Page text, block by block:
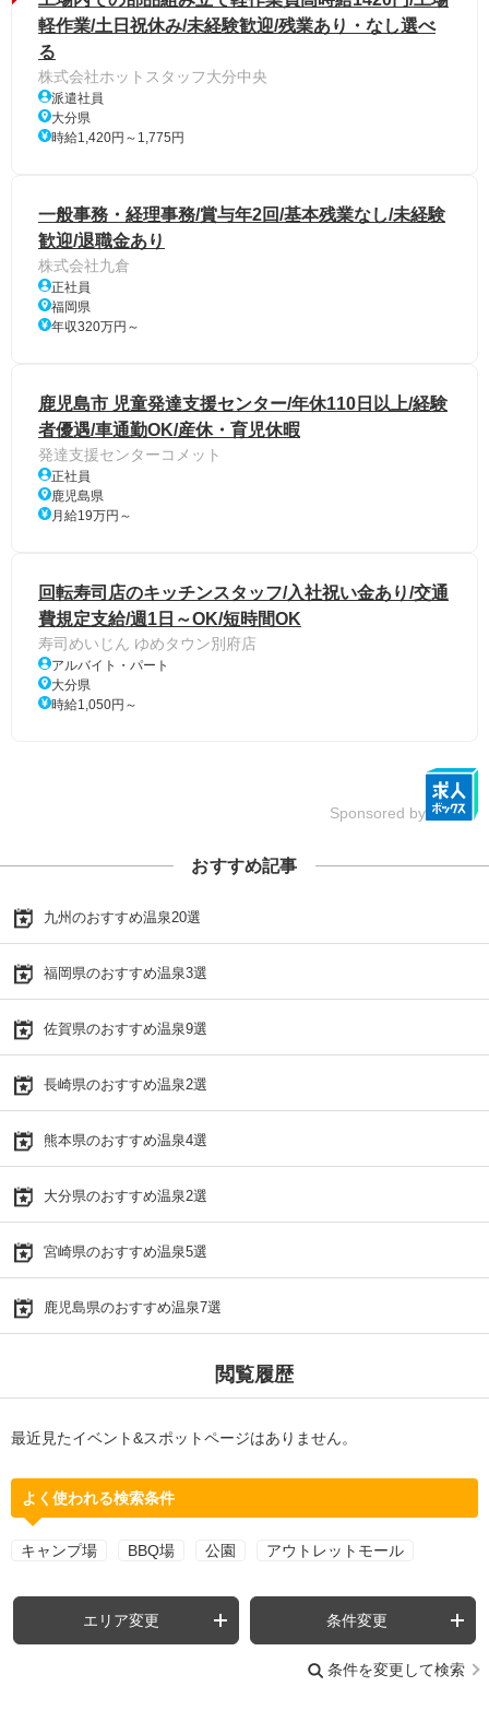
軽作業/土日祝休み/未経験歓迎/残業あり・なし選べ
る
株式会社ホットスタッフ大分中央
派遣社員
大分県
時給1,420円～1,775円
一般事務・経理事務/賞与年2回/基本残業なし/未経験
歓迎/退職金あり
株式会社九倉
正社員
福岡県
年収320万円～
鹿児島市 児童発達支援センター/年休110日以上/経験
者優遇/車通勤OK/産休・育児休暇
発達支援センターコメット
正社員
鹿児島県
月給19万円～
回転寿司店のキッチンスタッフ/入社祝い金あり/交通
費規定支給/週1日～OK/短時間OK
寿司めいじん ゆめタウン別府店
アルバイト・パート
大分県
時給1,050円～
Sponsored by
おすすめ記事
九州のおすすめ温泉20選
福岡県のおすすめ温泉3選
佐賀県のおすすめ温泉9選
長崎県のおすすめ温泉2選
熊本県のおすすめ温泉4選
大分県のおすすめ温泉2選
宮崎県のおすすめ温泉5選
鹿児島県のおすすめ温泉7選
閲覧履歴
最近見たイベント&スポットページはありません。
よく使われる検索条件
キャンプ場 BBQ場 公園 アウトレットモール
エリア変更 条件変更
条件を変更して検索